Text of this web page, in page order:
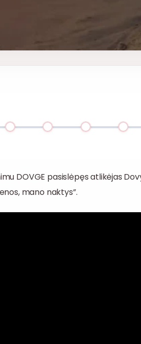
DOVGE pasislėpęs atlikėjas
mano naktys”.